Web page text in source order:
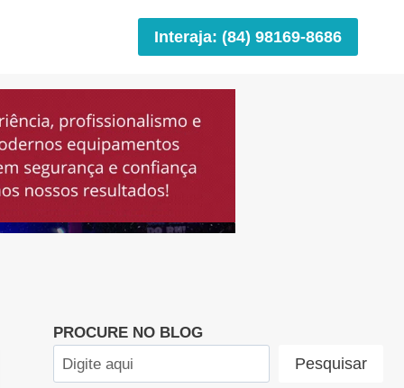
Interaja: (84) 98169-8686
PROCURE NO BLOG
Pesquisar